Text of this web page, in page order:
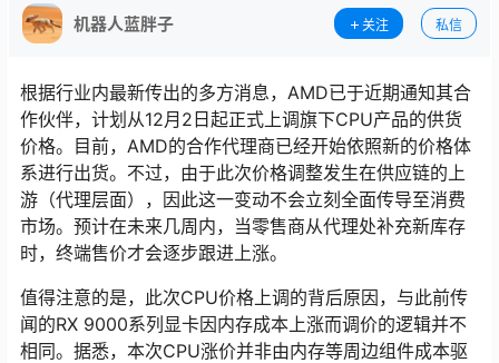
机器人蓝胖子 关注 私信
根据行业内最新传出的多方消息，AMD已于近期通知其合
作伙伴，计划从12月2日起正式上调旗下CPU产品的供货
价格。目前，AMD的合作代理商已经开始依照新的价格体
系进行出货。不过，由于此次价格调整发生在供应链的上
游（代理层面），因此这一变动不会立刻全面传导至消费
市场。预计在未来几周内，当零售商从代理处补充新库存
时，终端售价才会逐步跟进上涨。
值得注意的是，此次CPU价格上调的背后原因，与此前传
闻的RX 9000系列显卡因内存成本上涨而调价的逻辑并不
相同。据悉，本次CPU涨价并非由内存等周边组件成本驱